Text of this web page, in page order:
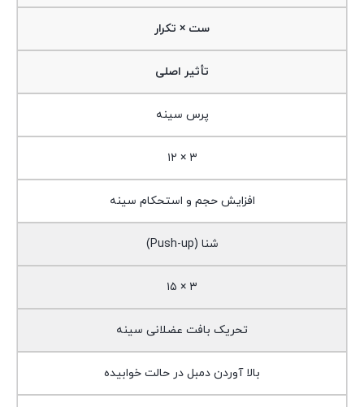
ست × تکرار
تأثیر اصلی
پرس سینه
۳ × ۱۲
افزایش حجم و استحکام سینه
شنا (Push-up)
۳ × ۱۵
تحریک بافت عضلانی سینه
بالا آوردن دمبل در حالت خوابیده